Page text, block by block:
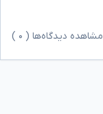
مشاهده دیدگاه‌ها ( ۰